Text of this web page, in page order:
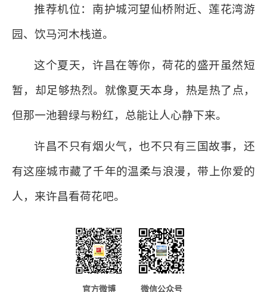
推荐机位：南护城河望仙桥附近、莲花湾游
园、饮马河木栈道。
这个夏天，许昌在等你，荷花的盛开虽然短
暂，却足够热烈。就像夏天本身，热是热了点，
但那一池碧绿与粉红，总能让人心静下来。
许昌不只有烟火气，也不只有三国故事，还
有这座城市藏了千年的温柔与浪漫，带上你爱的
人，来许昌看荷花吧。
官方微博 微信公众号